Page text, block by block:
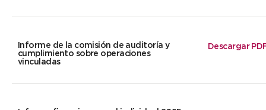
Informe de la comisión de auditoría y
cumplimiento sobre operaciones
vinculadas
Descargar